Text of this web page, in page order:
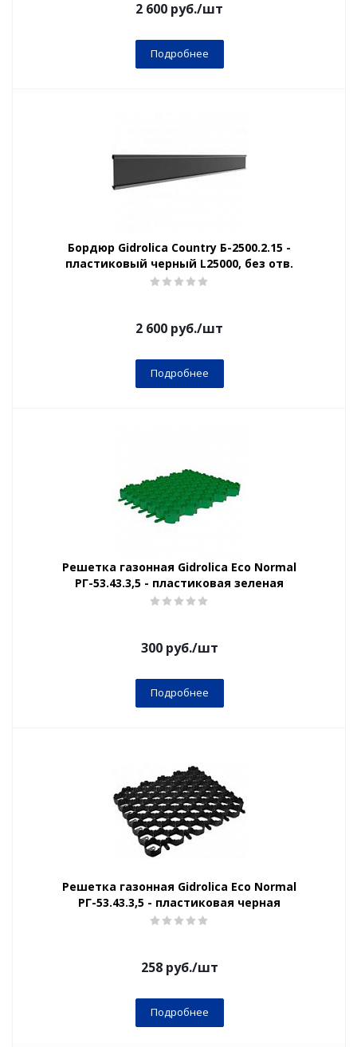
2 600 руб./шт
Подробнее
Бордюр Gidrolica Country Б-2500.2.15 -
пластиковый черный L25000, без отв.
2 600 руб./шт
Подробнее
Решетка газонная Gidrolica Eco Normal
РГ-53.43.3,5 - пластиковая зеленая
300руб./шт
Подробнее
Решетка газонная Gidrolica Eco Normal
РГ-53.43.3,5 - пластиковая черная
258руб./шт
Подробнее